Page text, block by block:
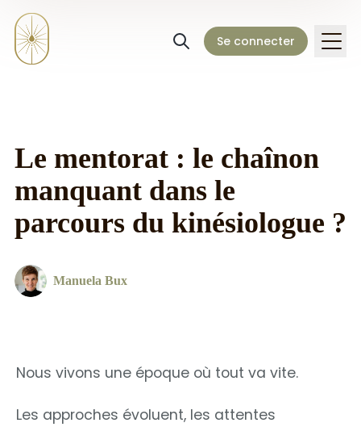
Se connecter
Le mentorat : le chaînon
manquant dans le
parcours du kinésiologue ?
Manuela Bux
Nous vivons une époque où tout va vite.
Les approches évoluent, les attentes